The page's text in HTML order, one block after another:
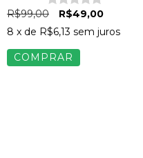
R$99,00
R$49,00
8 x de R$6,13 sem juros
COMPRAR